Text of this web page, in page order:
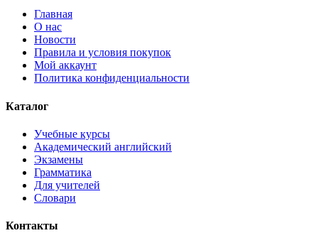
Главная
О нас
Новости
Правила и условия покупок
Мой аккаунт
Политика конфиденциальности
Каталог
Учебные курсы
Академический английский
Экзамены
Грамматика
Для учителей
Словари
Контакты